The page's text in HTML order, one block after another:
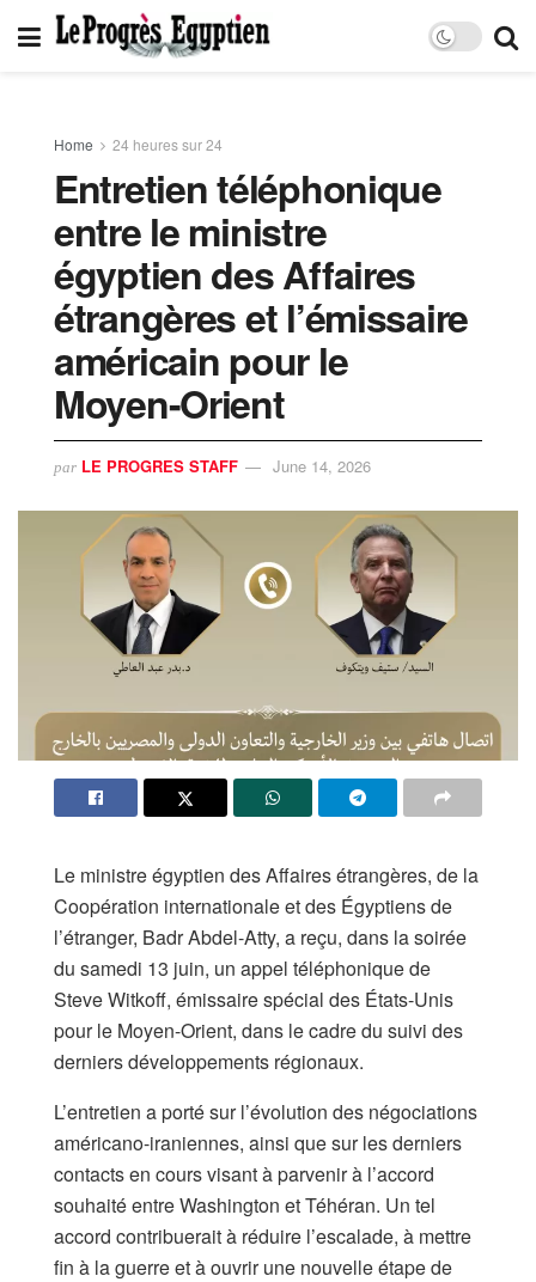
Home 24 heures sur 24
Entretien téléphonique
entre le ministre
égyptien des Affaires
étrangères et l’émissaire
américain pour le
Moyen-Orient
par LE PROGRES STAFF June 14, 2026
Le ministre égyptien des Affaires étrangères, de la
Coopération internationale et des Égyptiens de
l’étranger, Badr Abdel-Atty, a reçu, dans la soirée
du samedi 13 juin, un appel téléphonique de
Steve Witkoff, émissaire spécial des États-Unis
pour le Moyen-Orient, dans le cadre du suivi des
derniers développements régionaux.
L’entretien a porté sur l’évolution des négociations
américano-iraniennes, ainsi que sur les derniers
contacts en cours visant à parvenir à l’accord
souhaité entre Washington et Téhéran. Un tel
accord contribuerait à réduire l’escalade, à mettre
fin à la guerre et à ouvrir une nouvelle étape de